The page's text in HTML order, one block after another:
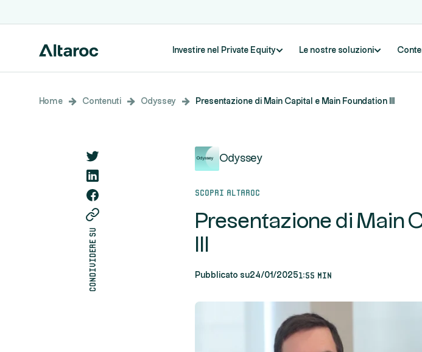
Investire nel Private Equity Le nostre soluzioni
Home Contenuti Odyssey Presentazione di Main Capital e Main Foundation III
condividere su
Odyssey
Scopri Altaroc
Presentazione di Main
Pubblicato su24/01/20251:55 min